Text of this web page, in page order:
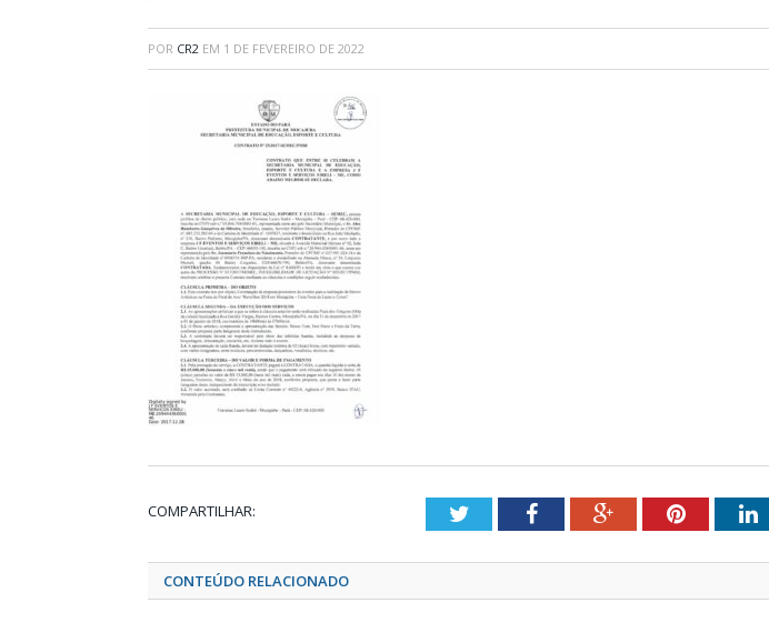
POR CR2 EM 1 DE FEVEREIRO DE 2022
COMPARTILHAR: TwitterFacebookGoogle+Pinterest
CONTEÚDO RELACIONADO